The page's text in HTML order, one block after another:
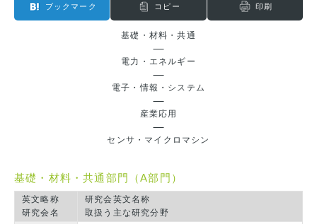
ブックマーク コピー 印刷
基礎・材料・共通
電力・エネルギー
電子・情報・システム
産業応用
センサ・マイクロマシン
基礎・材料・共通部門（A部門）
英文略称
研究会名
研究会英文名称
取扱う主な研究分野